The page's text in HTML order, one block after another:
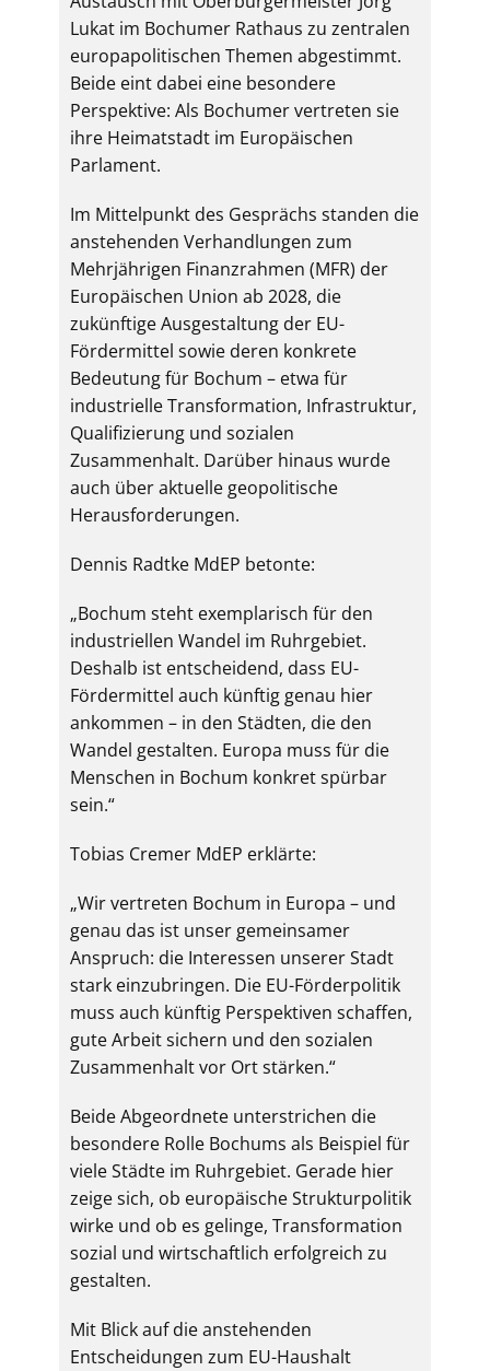
Lukat im Bochumer Rathaus zu zentralen
europapolitischen Themen abgestimmt.
Beide eint dabei eine besondere
Perspektive: Als Bochumer vertreten sie
ihre Heimatstadt im Europäischen
Parlament.
Im Mittelpunkt des Gesprächs standen die
anstehenden Verhandlungen zum
Mehrjährigen Finanzrahmen (MFR) der
Europäischen Union ab 2028, die
zukünftige Ausgestaltung der EU-
Fördermittel sowie deren konkrete
Bedeutung für Bochum – etwa für
industrielle Transformation, Infrastruktur,
Qualifizierung und sozialen
Zusammenhalt. Darüber hinaus wurde
auch über aktuelle geopolitische
Herausforderungen.
Dennis Radtke MdEP betonte:
„Bochum steht exemplarisch für den
industriellen Wandel im Ruhrgebiet.
Deshalb ist entscheidend, dass EU-
Fördermittel auch künftig genau hier
ankommen – in den Städten, die den
Wandel gestalten. Europa muss für die
Menschen in Bochum konkret spürbar
sein.“
Tobias Cremer MdEP erklärte:
„Wir vertreten Bochum in Europa – und
genau das ist unser gemeinsamer
Anspruch: die Interessen unserer Stadt
stark einzubringen. Die EU-Förderpolitik
muss auch künftig Perspektiven schaffen,
gute Arbeit sichern und den sozialen
Zusammenhalt vor Ort stärken.“
Beide Abgeordnete unterstrichen die
besondere Rolle Bochums als Beispiel für
viele Städte im Ruhrgebiet. Gerade hier
zeige sich, ob europäische Strukturpolitik
wirke und ob es gelinge, Transformation
sozial und wirtschaftlich erfolgreich zu
gestalten.
Mit Blick auf die anstehenden
Entscheidungen zum EU-Haushalt